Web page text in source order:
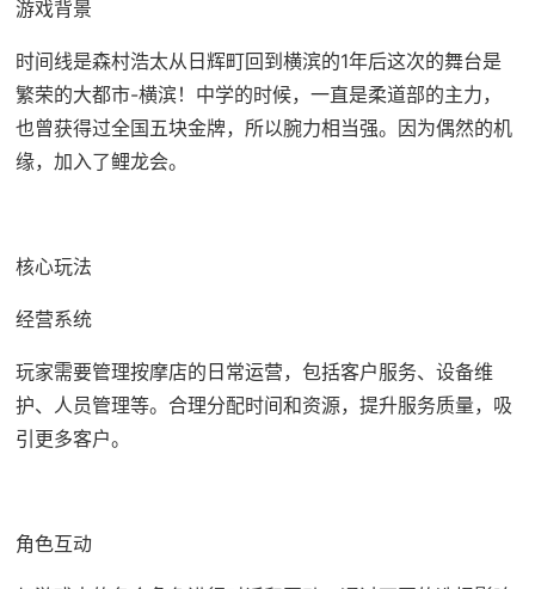
游戏背景
时间线是森村浩太从日辉町回到横滨的1年后这次的舞台是
繁荣的大都市-横滨！中学的时候，一直是柔道部的主力，
也曾获得过全国五块金牌，所以腕力相当强。因为偶然的机
缘，加入了鲤龙会。
核心玩法
经营系统
玩家需要管理按摩店的日常运营，包括客户服务、设备维
护、人员管理等。合理分配时间和资源，提升服务质量，吸
引更多客户。
角色互动